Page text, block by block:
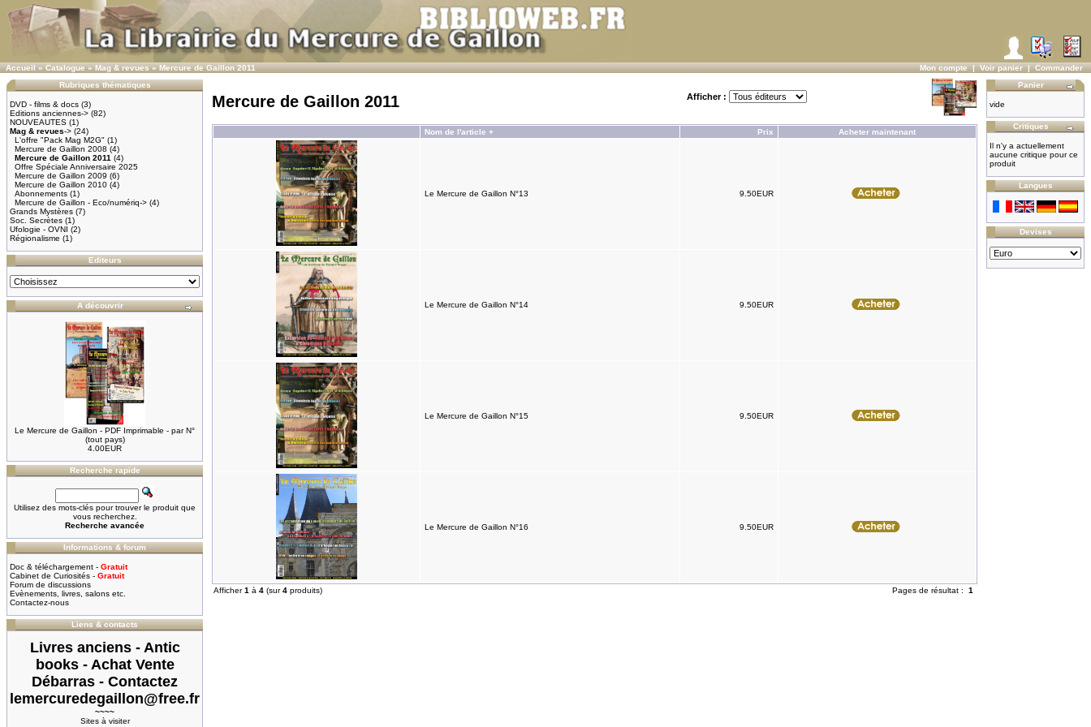
Accueil»Catalogue»Mag & revues»Mercure de Gaillon 2011 Mon compte|Voir panier|Commander
Rubriques thématiques
DVD - films & docs (3)
Editions anciennes-> (82)
NOUVEAUTES (1)
Mag & revues-> (24)
L'offre "Pack Mag M2G" (1)
Mercure de Gaillon 2008 (4)
Mercure de Gaillon 2011 (4)
Offre Spéciale Anniversaire 2025
Mercure de Gaillon 2009 (6)
Mercure de Gaillon 2010 (4)
Abonnements (1)
Mercure de Gaillon - Eco/numériq-> (4)
Grands Mystères (7)
Soc. Secrètes (1)
Ufologie - OVNI (2)
Régionalisme (1)
Editeurs
A découvrir
Le Mercure de Gaillon - PDF Imprimable - par N°
(tout pays)
4.00EUR
Recherche rapide
Utilisez des mots-clés pour trouver le produit que
vous recherchez.
Recherche avancée
Informations & forum
Doc & téléchargement - Gratuit
Cabinet de Curiosités - Gratuit
Forum de discussions
Evènements, livres, salons etc.
Contactez-nous
Liens & contacts
Livres anciens - Antic
books - Achat Vente
Débarras - Contactez
lemercuredegaillon@free.fr
~~~~
Sites à visiter
Mercure de Gaillon 2011 Afficher :
Nom de l'article + Prix Acheter maintenant
Le Mercure de Gaillon N°13 9.50EUR
Le Mercure de Gaillon N°14 9.50EUR
Le Mercure de Gaillon N°15 9.50EUR
Le Mercure de Gaillon N°16 9.50EUR
Afficher1 à 4 (sur4 produits) Pages de résultat : 1
Panier
vide
Critiques
Il n'y a actuellement
aucune critique pour ce
produit
Langues
Devises